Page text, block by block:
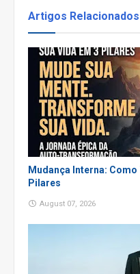
Artigos
Mudança Interna:
Pilares
August 07, 2026